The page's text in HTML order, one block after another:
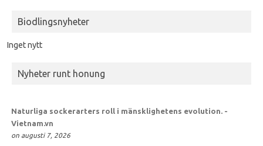
Biodlingsnyheter
Inget nytt
Nyheter runt honung
Naturliga sockerarters roll i mänsklighetens evolution. -
Vietnam.vn
on augusti 7, 2026